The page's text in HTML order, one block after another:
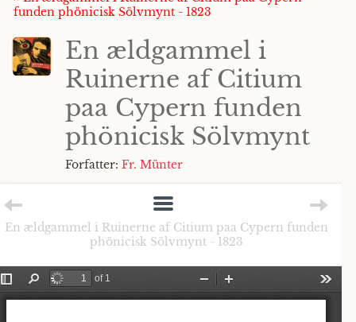
funden phönicisk Sölvmynt - 1823
En ældgammel i
Ruinerne af Citium
paa Cypern funden
phönicisk Sölvmynt
Forfatter: Fr. Münter
En ældgammel i Ruinerne af Citium paa Cypern funden
phönicisk Sölvmynt - 1823